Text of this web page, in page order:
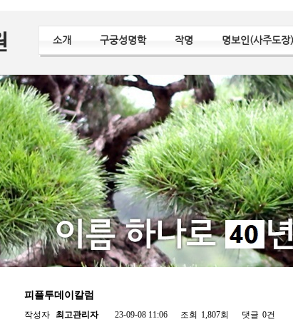
소개 구궁성명학 작명 명보인(사주도장)
피플투데이칼럼
작성자 최고관리자 23-09-08 11:06 조회 1,807회 댓글 0건